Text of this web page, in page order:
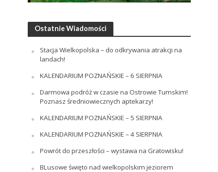
Ostatnie Wiadomości
Stacja Wielkopolska – do odkrywania atrakcji na
landach!
KALENDARIUM POZNAŃSKIE – 6 SIERPNIA
Darmowa podróż w czasie na Ostrowie Tumskim!
Poznasz średniowiecznych aptekarzy!
KALENDARIUM POZNAŃSKIE – 5 SIERPNIA
KALENDARIUM POZNAŃSKIE – 4 SIERPNIA
Powrót do przeszłości – wystawa na Gratowisku!
BLusowe święto nad wielkopolskim jeziorem